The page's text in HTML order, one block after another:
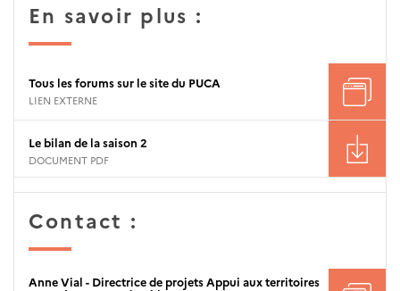
En savoir plus :
Tous les forums sur le site du PUCA
LIEN EXTERNE
Le bilan de la saison 2
DOCUMENT PDF
Contact :
Anne Vial - Directrice de projets Appui aux territoires